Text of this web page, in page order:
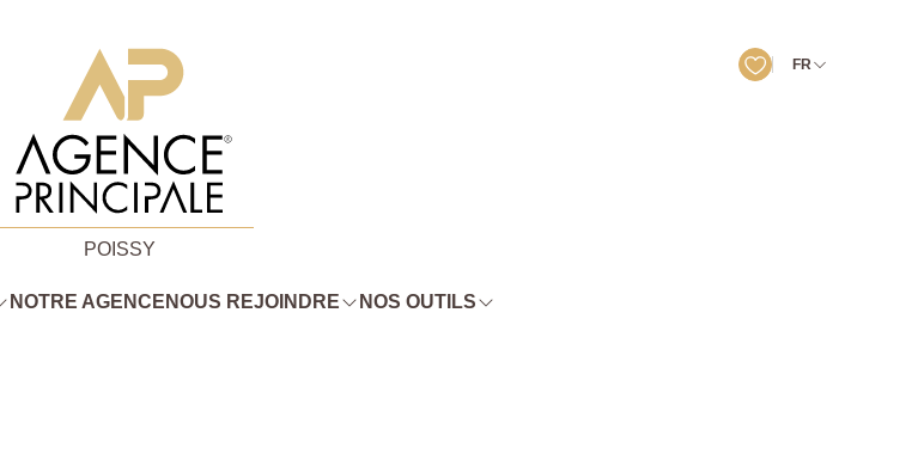
FR
POISSY
NOTRE AGENCE NOUS REJOINDRE NOS OUTILS